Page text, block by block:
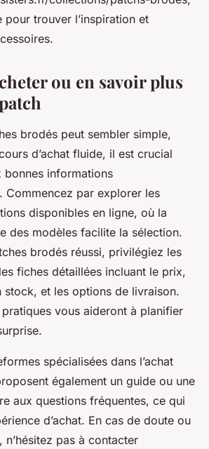
pour trouver l’inspiration et
ou en savoir plus
brodés peut sembler simple,
d’achat fluide, il est crucial
bonnes informations
Commencez par explorer les
disponibles en ligne, où la
des modèles facilite la sélection.
brodés réussi, privilégiez les
fiches détaillées incluant le prix,
stock, et les options de livraison.
vous aideront à planifier
spécialisées dans l’achat
également un guide ou une
aux questions fréquentes, ce qui
d’achat. En cas de doute ou
pas à contacter